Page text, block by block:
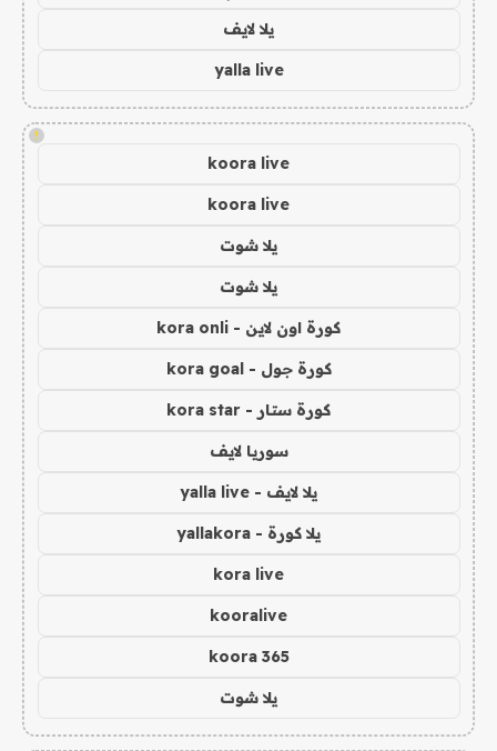
يلا لايف
yalla live
!
koora live
koora live
يلا شوت
يلا شوت
كورة اون لاين - kora onli
كورة جول - kora goal
كورة ستار - kora star
سوريا لايف
يلا لايف - yalla live
يلا كورة - yallakora
kora live
kooralive
koora 365
يلا شوت